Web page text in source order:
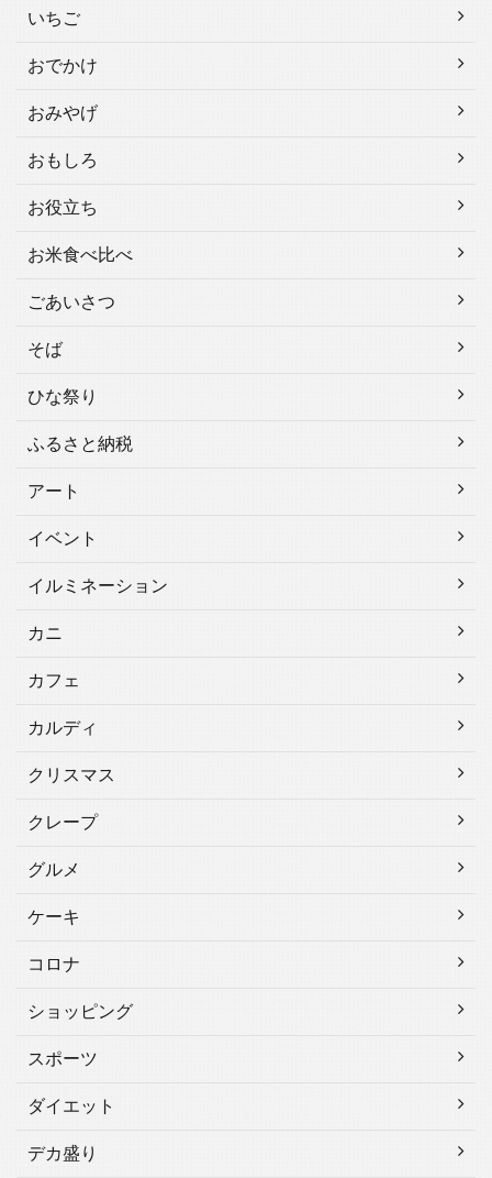
いちご
おでかけ
おみやげ
おもしろ
お役立ち
お米食べ比べ
ごあいさつ
そば
ひな祭り
ふるさと納税
アート
イベント
イルミネーション
カニ
カフェ
カルディ
クリスマス
クレープ
グルメ
ケーキ
コロナ
ショッピング
スポーツ
ダイエット
デカ盛り